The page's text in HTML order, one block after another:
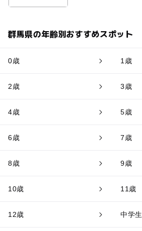
群馬県の年齢別おすすめスポット
0歳 1歳
2歳 3歳
4歳 5歳
6歳 7歳
8歳 9歳
10歳 11歳
12歳 中学生